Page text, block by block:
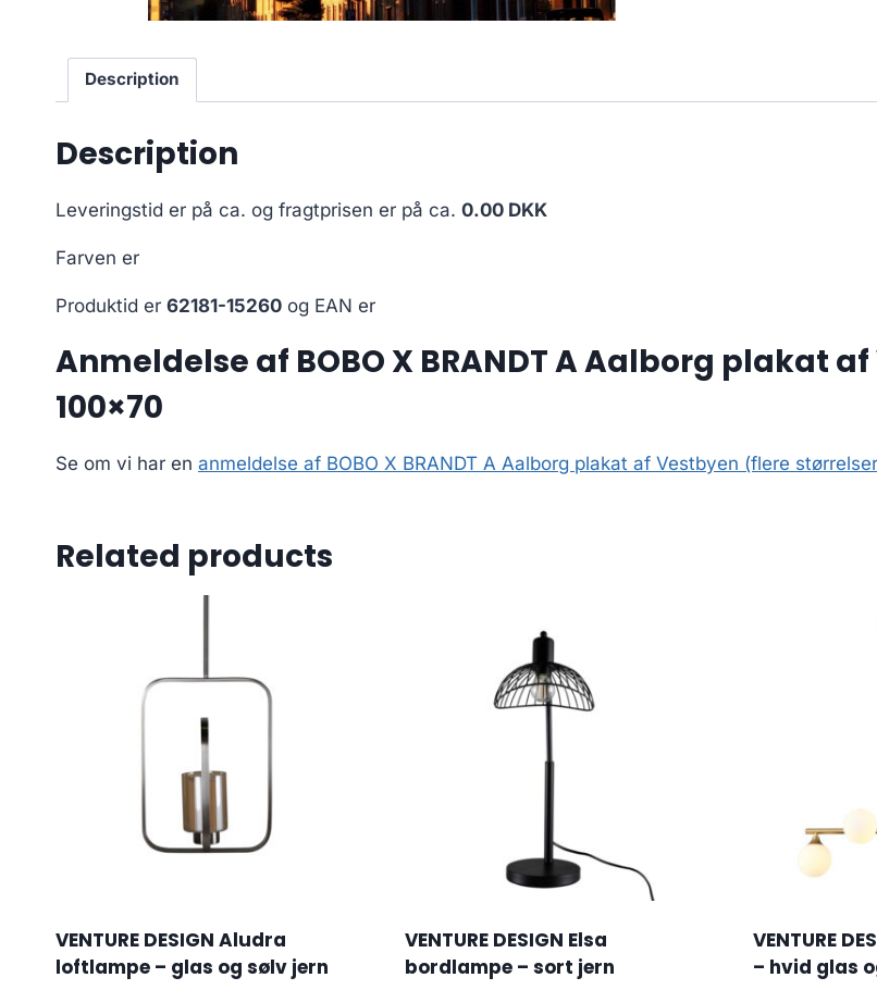
Description
Description
Leveringstid er på ca. og fragtprisen er på ca. 0.00 DKK
Farven er
Produktid er 62181-15260 og EAN er
Anmeldelse af BOBO X BRANDT A Aalborg plakat
100×70
Se om vi har en anmeldelse af BOBO X BRANDT A Aalborg plakat af Vestbyen (flere
Related products
VENTURE DESIGN Aludra
loftlampe – glas og sølv jern
VENTURE DESIGN Elsa
bordlampe – sort jern
VENTURE
– hvid glas